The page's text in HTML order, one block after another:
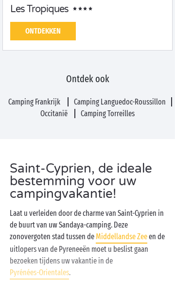
Les Tropiques
ONTDEKKEN
Ontdek ook
Camping Frankrijk
Camping Languedoc-Roussillon
Occitanië
Camping Torreilles
Saint-Cyprien, de ideale
bestemming voor uw
campingvakantie!
Laat u verleiden door de charme van Saint-Cyprien in
de buurt van uw Sandaya-camping. Deze
zonovergoten stad tussen de Middellandse Zeeen de
uitlopers van de Pyreneeën moet u beslist gaan
bezoeken tijdens uw vakantie in de
Pyrénées-Orientales.